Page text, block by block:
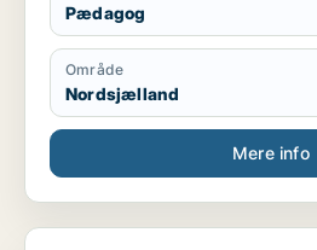
Pædagog
Område
Nordsjælland
Mere info